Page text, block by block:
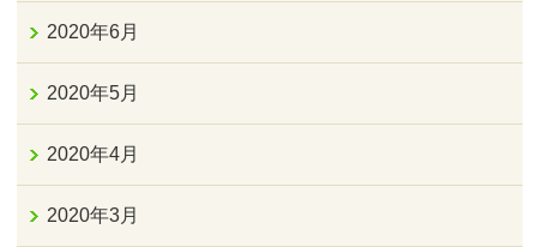
2020年6月
2020年5月
2020年4月
2020年3月